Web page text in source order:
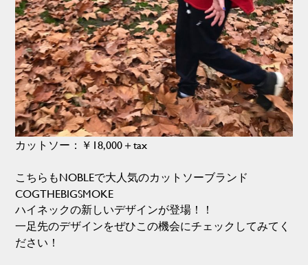
カットソー：￥18,000＋tax
こちらもNOBLEで大人気のカットソーブランド
COGTHEBIGSMOKE
ハイネックの新しいデザインが登場！！
一足先のデザインをぜひこの機会にチェックしてみてく
ださい！